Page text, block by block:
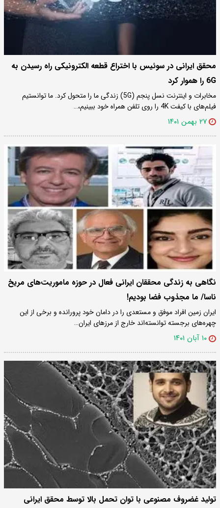
محقق ایرانی در سوئیس با اختراع قطعه‌ الکترونیکی راه رسیدن به
6G را هموار کرد
مخابرات و اینترنت نسل پنجم (5G) زندگی ما را متحول کرد. ما توانستیم
فیلم‌های با کیفت 4K را روی تلفن همراه خود ببینیم،…
۲۷ بهمن ۱۴۰۱
نگاهی به زندگی محققان ایرانی فعال در حوزه ماموریت‌های مریخ
ناسا/ ما مجذوب فضا بودیم!
ایران زمین افراد موفق و مستعدی را در دامان خود پرورانده و برخی از این
چهره‌های برجسته توانسته‌اند خارج از مرزهای ایران…
۱۰ آبان ۱۴۰۱
تولید غضروف مصنوعی با توان تحمل بالا توسط محقق ایرانی